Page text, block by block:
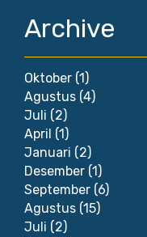
Archive
Oktober (1)
Agustus (4)
Juli (2)
April (1)
Januari (2)
Desember (1)
September (6)
Agustus (15)
Juli (2)